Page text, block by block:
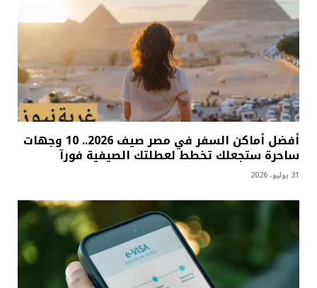
أفضل أماكن السفر في مصر صيف 2026.. 10 وجهات
ساحرة ستجعلك تخطط لعطلتك الصيفية فورآ
31 يوليو، 2026